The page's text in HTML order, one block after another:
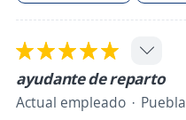
ayudante de reparto
Actual empleado Puebla